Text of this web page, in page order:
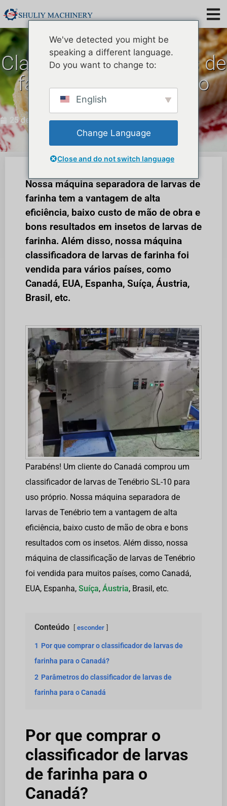
Classificador de larvas de
farinha SL-10 vendido
para o Canadá
25 de junho de 2023
Nossa máquina separadora de larvas de
farinha tem a vantagem de alta
eficiência, baixo custo de mão de obra e
bons resultados em insetos de larvas de
farinha. Além disso, nossa máquina
classificadora de larvas de farinha foi
vendida para vários países, como
Canadá, EUA, Espanha, Suíça, Áustria,
Brasil, etc.
Parabéns! Um cliente do Canadá comprou um
classificador de larvas de Tenébrio SL-10 para
uso próprio. Nossa máquina separadora de
larvas de Tenébrio tem a vantagem de alta
eficiência, baixo custo de mão de obra e bons
resultados com os insetos. Além disso, nossa
máquina de classificação de larvas de Tenébrio
foi vendida para muitos países, como Canadá,
EUA, Espanha, Suíça, Áustria, Brasil, etc.
Conteúdo esconder
1 Por que comprar o classificador de larvas de
farinha para o Canadá?
2 Parâmetros do classificador de larvas de
farinha para o Canadá
Por que comprar o
classificador de larvas
de farinha para o
Canadá?
We've detected you might be
speaking a different language.
Do you want to change to:
English
Change Language
Close and do not switch language